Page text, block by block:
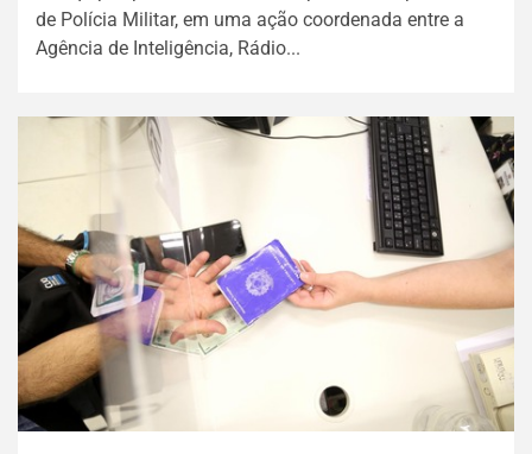
de Polícia Militar, em uma ação coordenada entre a
Agência de Inteligência, Rádio...